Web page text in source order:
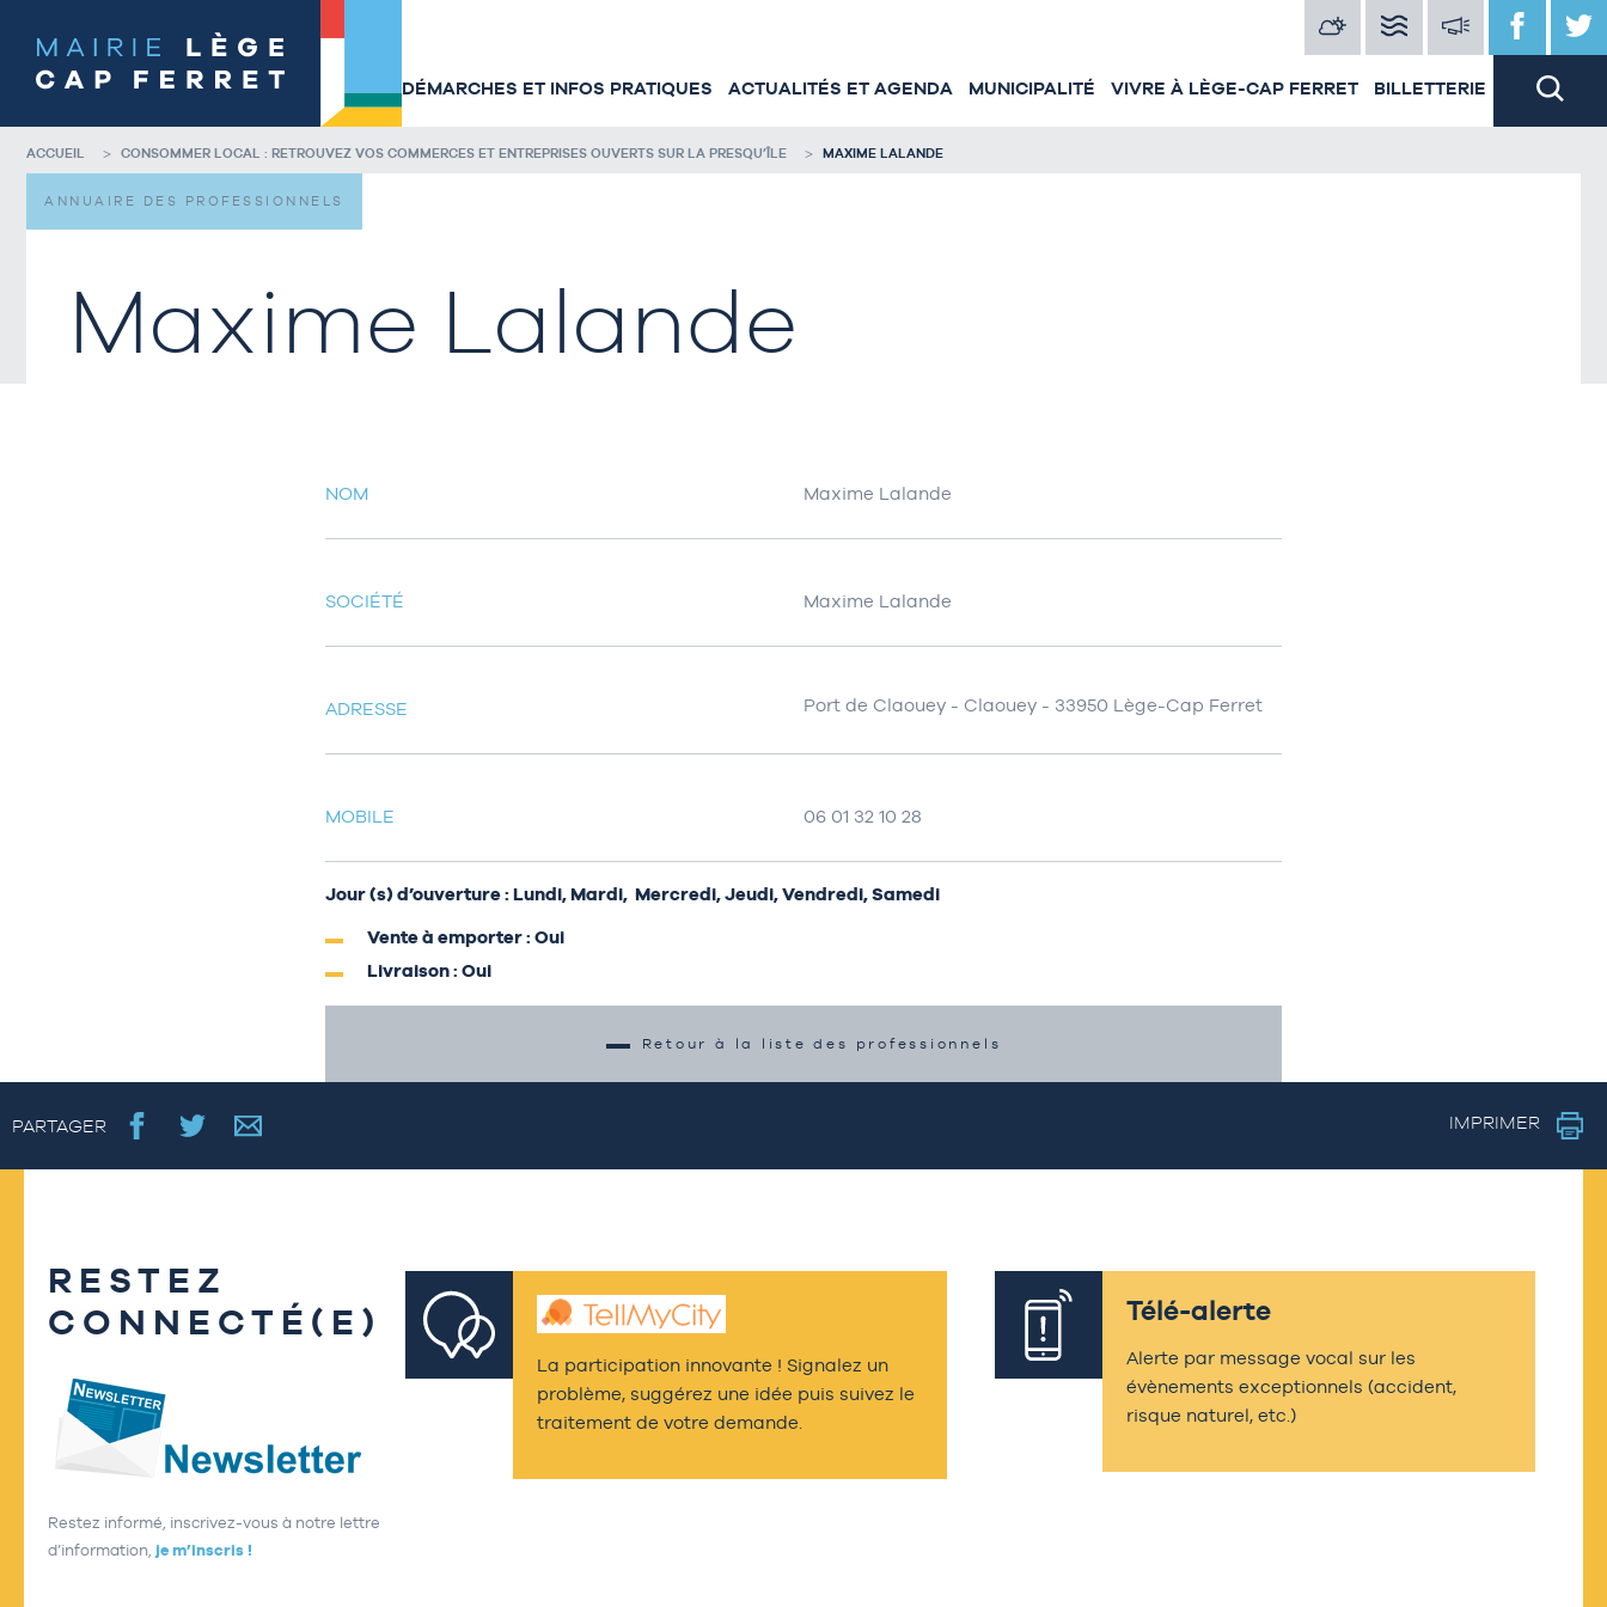
contenu
page
DÉMARCHES ET INFOS PRATIQUES ACTUALITÉS ET AGENDA MUNICIPALITÉ VIVRE À LÈGE-CAP FERRET BILLETTERIE
ACCUEIL CONSOMMER LOCAL : RETROUVEZ VOS COMMERCES ET ENTREPRISES OUVERTS SUR LA PRESQU’ÎLE MAXIME LALANDE
Maxime Lalande
ANNUAIRE DES PROFESSIONNELS
NOM Maxime Lalande
SOCIÉTÉ Maxime Lalande
ADRESSE Port de Claouey - Claouey - 33950 Lège-Cap Ferret
MOBILE 06 01 32 10 28
Jour (s) d’ouverture : Lundi, Mardi, Mercredi, Jeudi, Vendredi, Samedi
Vente à emporter : Oui
Livraison : Oui
Retour à la liste des professionnels
PARTAGER IMPRIMER
RESTEZ
CONNECTÉ(E)
Restez informé, inscrivez-vous à notre lettre
d’information, je m’inscris !
La participation innovante ! Signalez un
problème, suggérez une idée puis suivez le
traitement de votre demande.
Télé-alerte
Alerte par message vocal sur les
évènements exceptionnels (accident,
risque naturel, etc.)